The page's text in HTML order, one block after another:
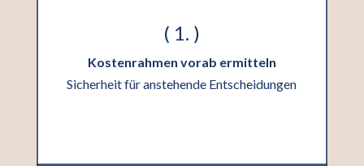
( 1. )
Kostenrahmen vorab ermitteln
Sicherheit für anstehende Entscheidungen